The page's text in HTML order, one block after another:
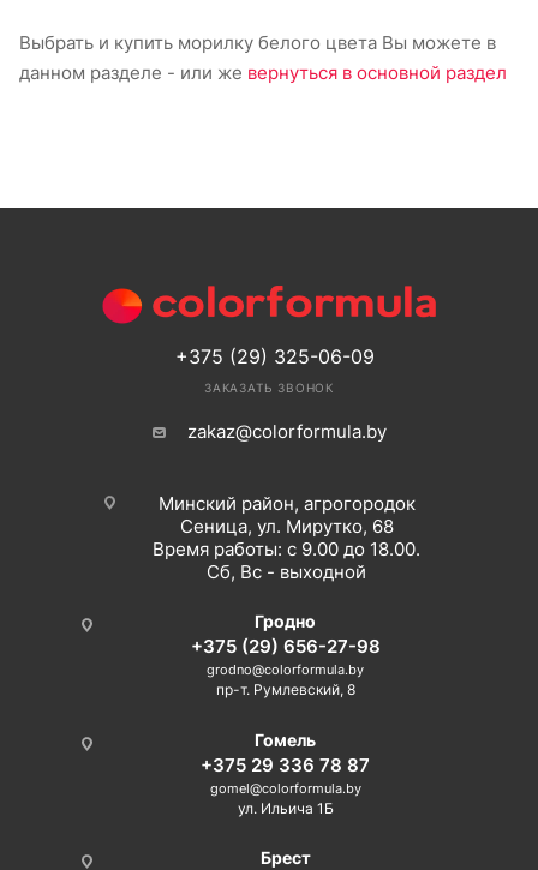
Выбрать и купить морилку белого цвета Вы можете в
данном разделе - или же вернуться в основной раздел
+375 (29) 325-06-09
ЗАКАЗАТЬ ЗВОНОК
zakaz@colorformula.by
Минский район, агрогородок
Сеница, ул. Мирутко, 68
Время работы: с 9.00 до 18.00.
Сб, Вс - выходной
Гродно
+375 (29) 656-27-98
grodno@colorformula.by
пр-т. Румлевский, 8
Гомель
+375 29 336 78 87
gomel@colorformula.by
ул. Ильича 1Б
Брест